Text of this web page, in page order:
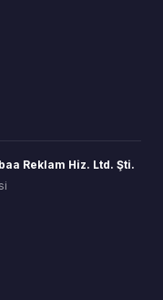
Reklam Hiz. Ltd. Şti.